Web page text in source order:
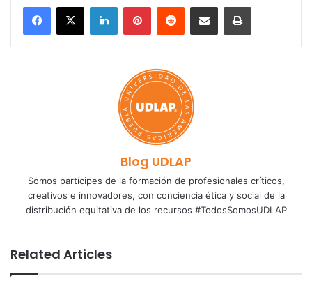
LinkedInPinterestReddit Share via Email Print
Blog UDLAP
Somos partícipes de la formación de profesionales críticos,
creativos e innovadores, con conciencia ética y social de la
distribución equitativa de los recursos #TodosSomosUDLAP
Related Articles